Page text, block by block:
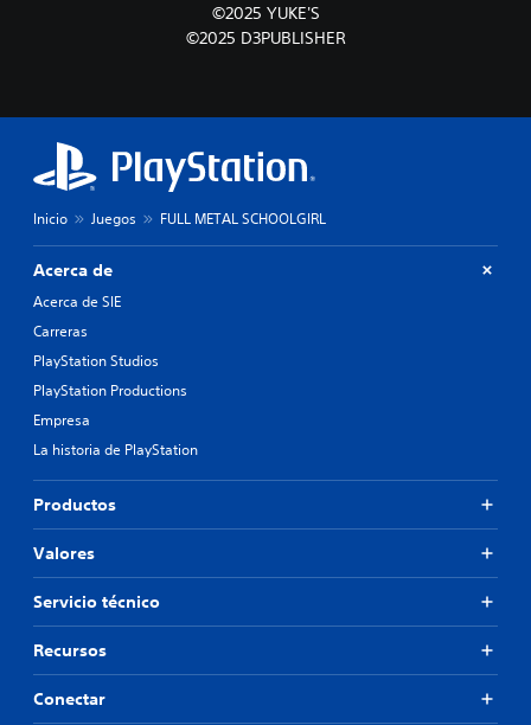
©2025 YUKE'S
©2025 D3PUBLISHER
Inicio Juegos FULL METAL SCHOOLGIRL
Acerca de
Acerca de SIE
Carreras
PlayStation Studios
PlayStation Productions
Empresa
La historia de PlayStation
Productos
Valores
Servicio técnico
Recursos
Conectar